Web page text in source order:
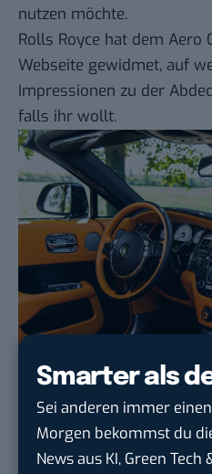
Smarter als
Sei anderen immer
Morgen bekommst du
News aus KI, Green
nutzen möchte.
Rolls Royce hat dem Aero
Webseite gewidmet, auf
Impressionen zu der
falls ihr wollt.
Bedienelemente
Konnektivität
In unserem Test zu dem